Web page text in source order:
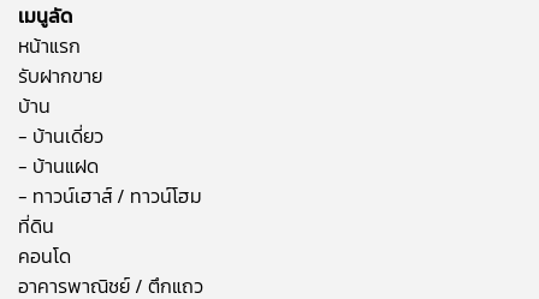
เมนูลัด
หน้าแรก
รับฝากขาย
บ้าน
- บ้านเดี่ยว
- บ้านแฝด
- ทาวน์เฮาส์ / ทาวน์โฮม
ที่ดิน
คอนโด
อาคารพาณิชย์ / ตึกแถว